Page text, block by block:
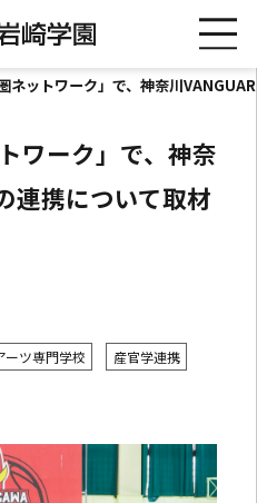
ネットワーク」で、神奈川
ワーク」で、神奈
連携について取材
ーツ専門学校 産官学連携